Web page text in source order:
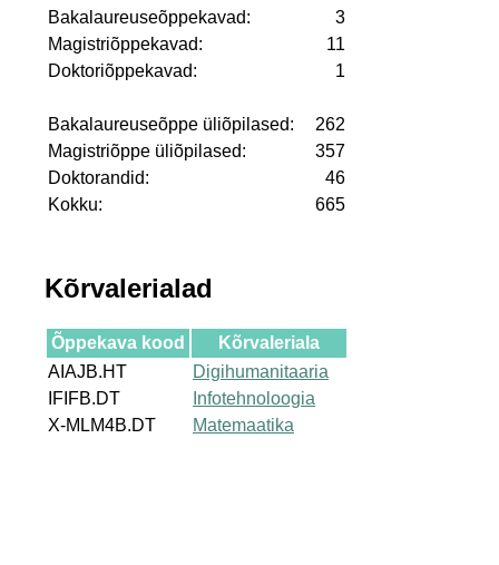
Bakalaureuseõppekavad:
3
Magistriõppekavad:
11
Doktoriõppekavad:
1
Bakalaureuseõppe üliõpilased:
262
Magistriõppe üliõpilased:
357
Doktorandid:
46
Kokku:
665
Kõrvalerialad
Õppekava kood
Kõrvaleriala
AIAJB.HT
Digihumanitaaria
IFIFB.DT
Infotehnoloogia
X-MLM4B.DT
Matemaatika